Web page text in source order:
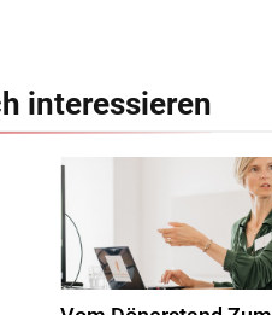
interessieren